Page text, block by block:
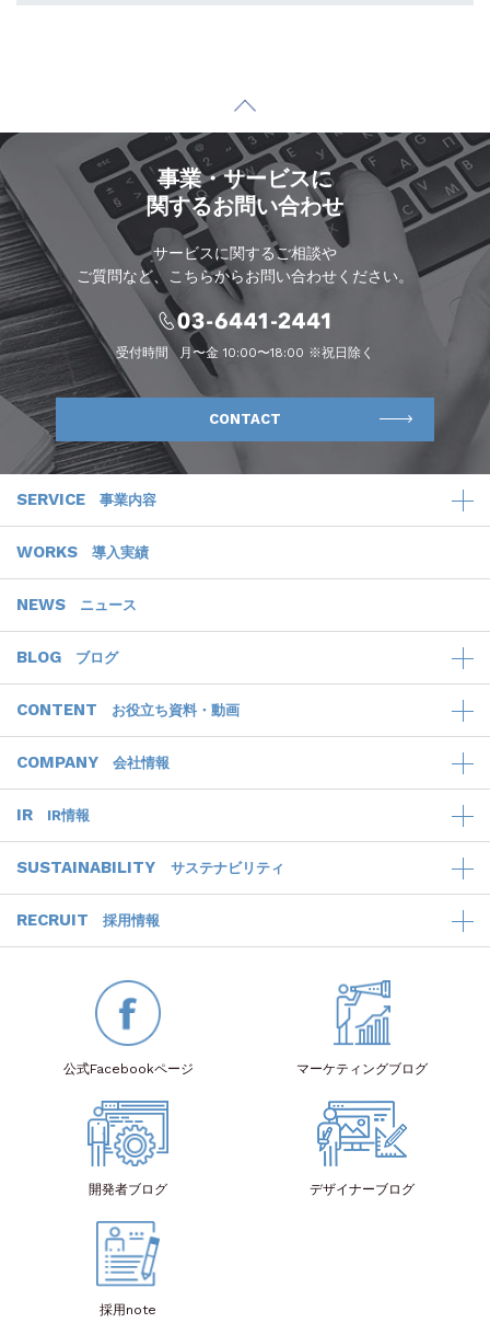
事業・サービスに
関するお問い合わせ
サービスに関するご相談や
ご質問など、こちらからお問い合わせください。
受付時間 月〜金 10:00〜18:00 ※祝日除く
CONTACT
SERVICE 事業内容
WORKS 導入実績
NEWS ニュース
BLOG ブログ
CONTENT お役立ち資料・動画
COMPANY 会社情報
IR IR情報
SUSTAINABILITY サステナビリティ
RECRUIT 採用情報
公式Facebookページ マーケティングブログ
開発者ブログ デザイナーブログ
採用note